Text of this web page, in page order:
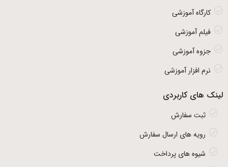
کارگاه آموزشی
فیلم آموزشی
جزوه آموزشی
نرم افزار آموزشی
لینک های کاربردی
ثبت سفارش
رویه های ارسال سفارش
شیوه های پرداخت